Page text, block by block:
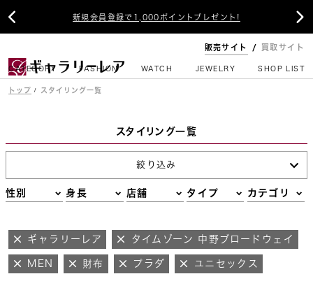
新規会員登録で1,000ポイントプレゼント!
 
販売サイト 買取サイト
CATEGORY FASHION WATCH JEWELRY SHOP LIST
トップ スタイリング一覧
スタイリング一覧
絞り込み
性別 身長 店舗 タイプ カテゴリ
ギャラリーレア タイムゾーン 中野ブロードウェイ
MEN 財布 プラダ ユニセックス